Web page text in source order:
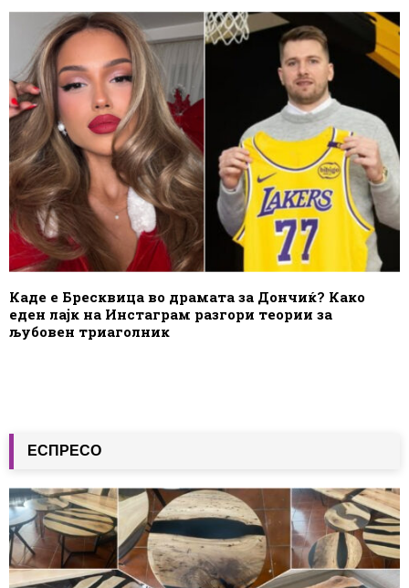
Каде е Бресквица во драмата за Дончиќ? Како
еден лајк на Инстаграм разгори теории за
љубовен триаголник
ЕСПРЕСО